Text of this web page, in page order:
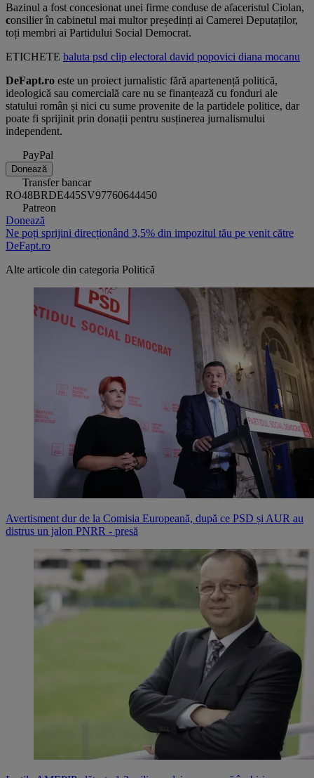
Bazinul a fost concesionat unei firme conduse de afaceristul Ciolan,
consilier în cabinetul mai multor președinți ai Camerei Deputaților,
toți membri ai Partidului Social Democrat.
ETICHETE baluta psd clip electoral david popovici diana mocanu
DeFapt.ro este un proiect jurnalistic fără apartenență politică,
ideologică sau comercială care nu se finanțează cu fonduri ale
statului român și nici cu sume provenite de la partidele politice, dar
poate fi sprijinit prin donații pentru susținerea jurnalismului
independent.
PayPal
Donează
Transfer bancar
RO48BRDE445SV97760644450
Patreon
Donează
Ne poți sprijini direcționând 3,5% din impozitul tău pe venit către
DeFapt.ro
Alte articole din categoria Politică
Avertisment dur de la Comisia Europeană, după ce PSD și AUR au
distrus un jalon PNRR - presă